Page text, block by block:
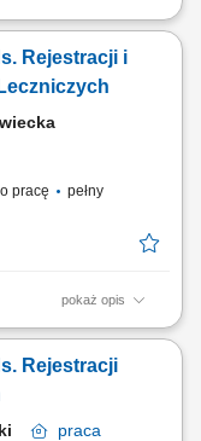
suplementów
przepisami prawa,
medycznych,
Rejestracji i
pracę
pełny
pokaż opis
dokumentacji
procesów
prawa,
Rejestracji
praca